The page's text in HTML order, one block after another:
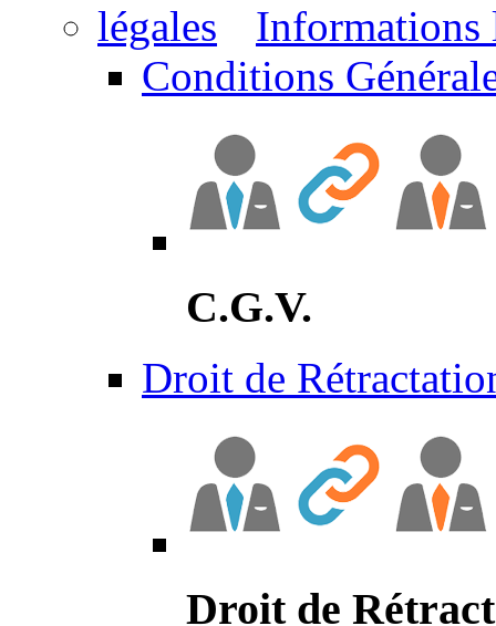
Informations
Conditions
C.G.V.
Droit de
Droit de